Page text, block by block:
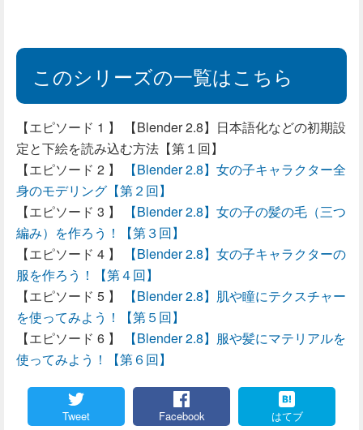
このシリーズの一覧はこちら
【Blender 2.8】日本語化などの初期設
定と下絵を読み込む方法【第１回】
【Blender 2.8】女の子キャラクター全
身のモデリング【第２回】
【Blender 2.8】女の子の髪の毛（三つ
編み）を作ろう！【第３回】
【Blender 2.8】女の子キャラクターの
服を作ろう！【第４回】
【Blender 2.8】肌や瞳にテクスチャー
を使ってみよう！【第５回】
【Blender 2.8】服や髪にマテリアルを
使ってみよう！【第６回】
Tweet Facebook はてブ